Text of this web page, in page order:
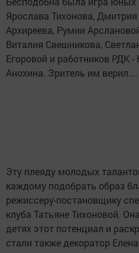
Ярослава Тихонова,
Архиреева, Румии
Виталия Свешникова,
Егоровой и работников РДК
Анохина. Зритель им верил….
Эту плеяду молодых
каждому подобрать образ
режиссеру-постановщику
клуба Татьяне Тихоновой.
детях этот потенциал и
стали также декоратор